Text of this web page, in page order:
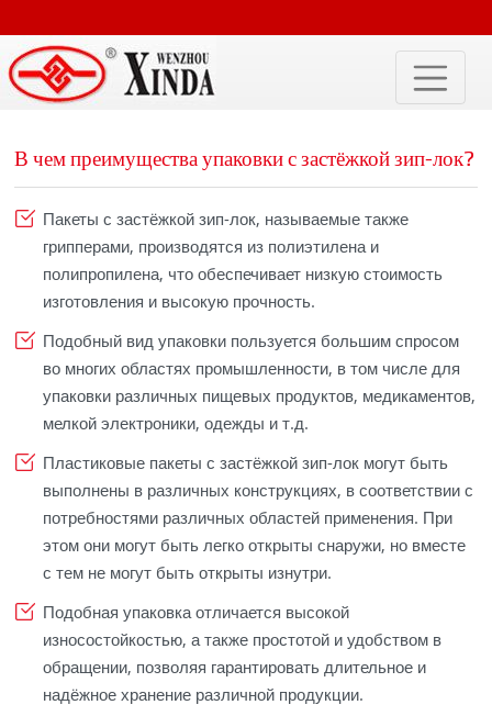
В чем преимущества упаковки с застёжкой зип-лок?
Пакеты с застёжкой зип-лок, называемые также
грипперами, производятся из полиэтилена и
полипропилена, что обеспечивает низкую стоимость
изготовления и высокую прочность.
Подобный вид упаковки пользуется большим спросом
во многих областях промышленности, в том числе для
упаковки различных пищевых продуктов, медикаментов,
мелкой электроники, одежды и т.д.
Пластиковые пакеты с застёжкой зип-лок могут быть
выполнены в различных конструкциях, в соответствии с
потребностями различных областей применения. При
этом они могут быть легко открыты снаружи, но вместе
с тем не могут быть открыты изнутри.
Подобная упаковка отличается высокой
износостойкостью, а также простотой и удобством в
обращении, позволяя гарантировать длительное и
надёжное хранение различной продукции.